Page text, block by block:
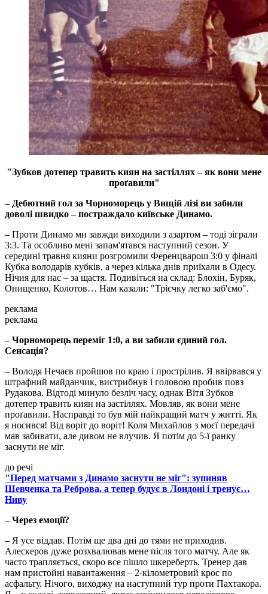
"Зубков дотепер травить киян на застіллях – як вони мене
проґавили"
– Дебютний гол за Чорноморець у Вищій лізі ви забили
доволі швидко – постраждало київське Динамо.
– Проти Динамо ми завжди виходили з азартом – тоді зіграли
3:3. Та особливо мені запам'ятався наступний сезон. У
середині травня кияни розгромили Ференцварош 3:0 у фіналі
Кубка володарів кубків, а через кілька днів приїхали в Одесу.
Нічия для нас – за щастя. Подивіться на склад: Блохін, Буряк,
Онищенко, Колотов… Нам казали: "Трієчку легко заб'ємо".
реклама
реклама
– Чорноморець переміг 1:0, а ви забили єдиний гол.
Сенсація?
– Володя Нечаєв пройшов по краю і прострілив. Я ввірвався у
штрафний майданчик, вистрибнув і головою пробив повз
Рудакова. Відтоді минуло безліч часу, однак Вітя Зубков
дотепер травить киян на застіллях. Мовляв, як вони мене
проґавили. Насправді то був мій найкращий матч у житті. Як
я носився! Від воріт до воріт! Коля Михайлов з моєї передачі
мав забивати, але дивом не влучив. Я потім до 5-ї ранку
заснути не міг.
до речі
"Перед матчами з Динамо заснути не міг": зупиняв
Шевченка та Реброва, а тепер будує в Лондоні і тренує…
Ниву
– Через емоції?
– Я усе віддав. Потім ще два дні до тями не приходив.
Алескеров дуже розхвалював мене після того матчу. Але як
часто трапляється, скоро все пішло шкереберть. Тренер дав
нам пристойні навантаження – 2-кілометровий крос по
асфальту. Нічого, виходжу на наступний тур проти Пахтакора.